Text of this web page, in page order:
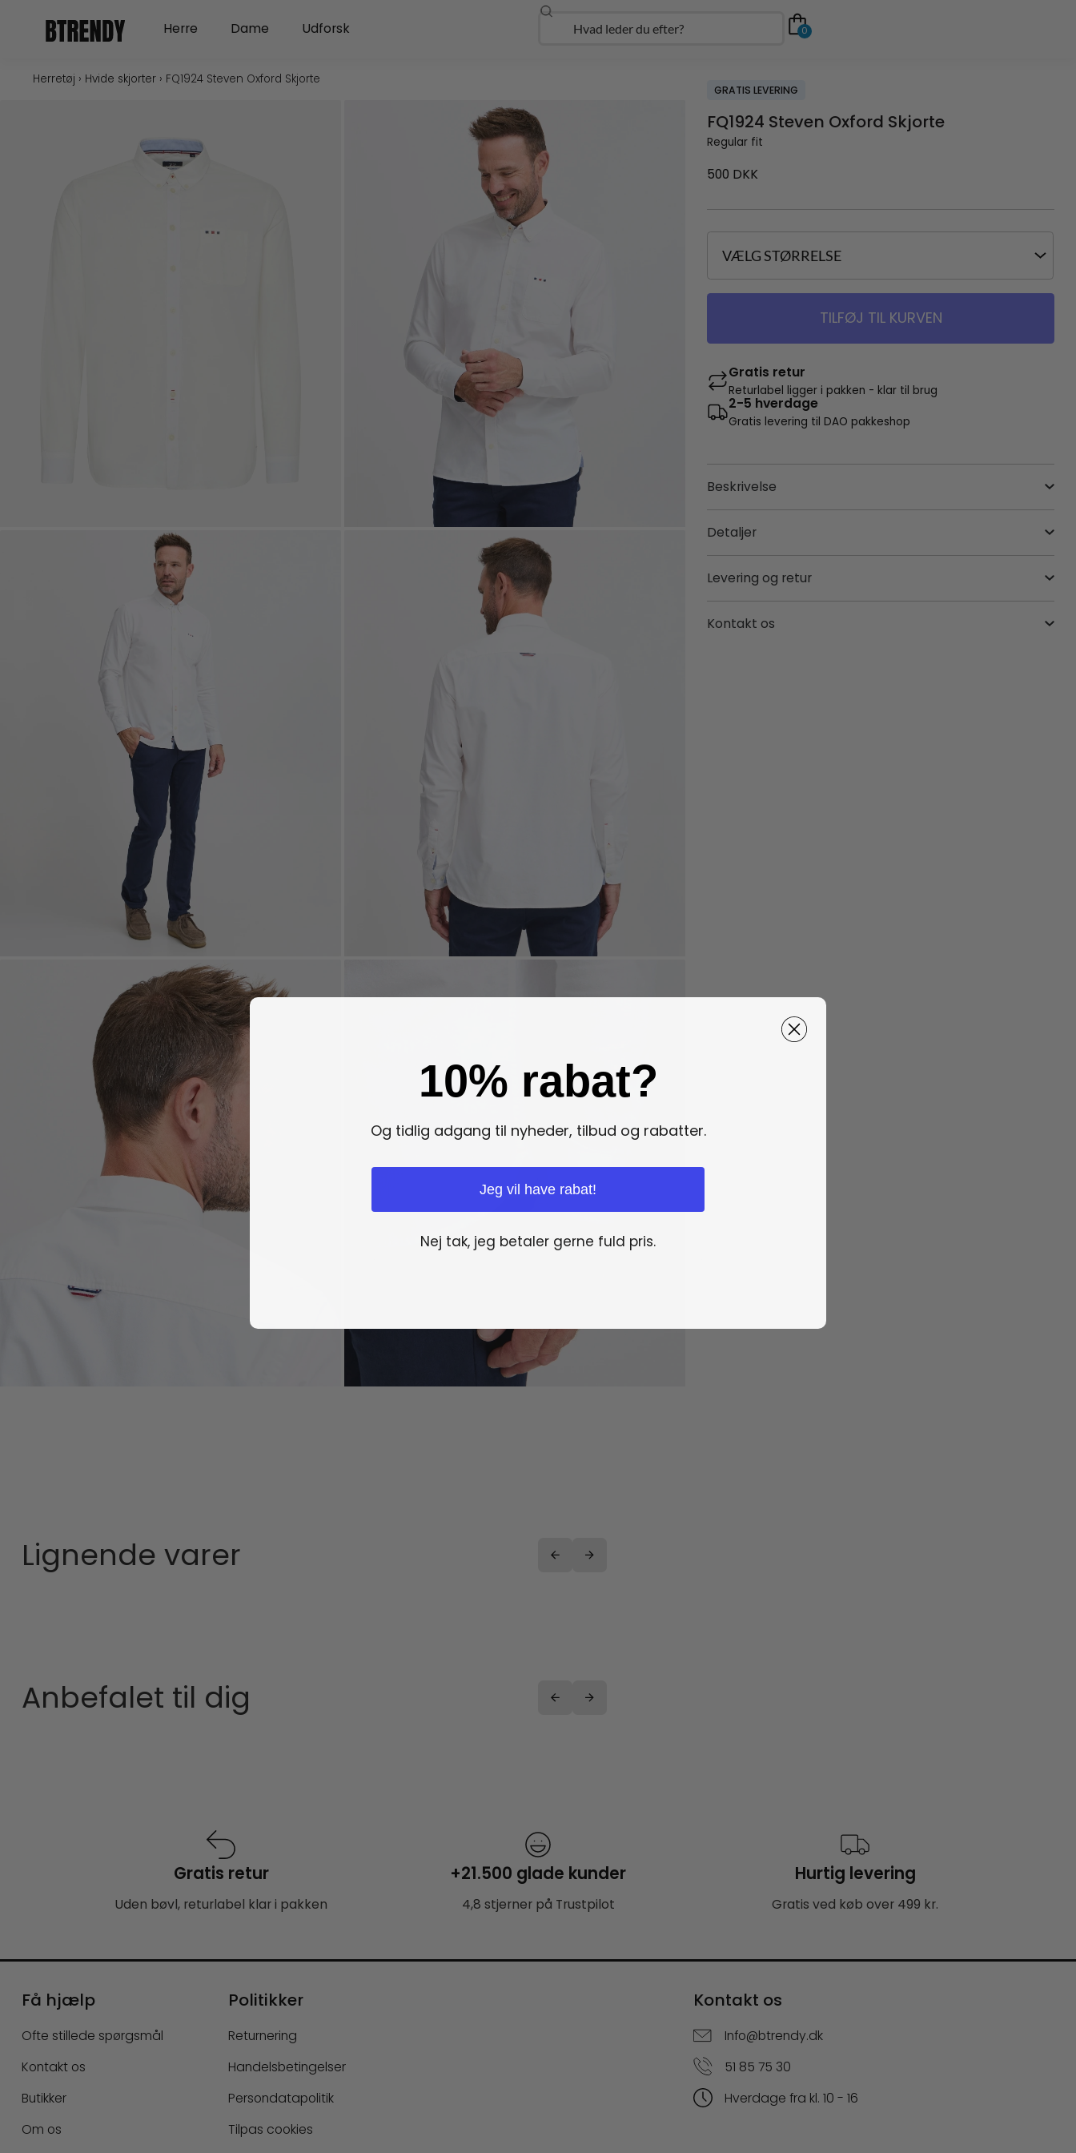
Herre Open Herre
Dame Open Dame
Udforsk Søg 0
Herretøj › Hvide skjorter› FQ1924 Steven Oxford Skjorte
GRATIS LEVERING
FQ1924 Steven Oxford Skjorte
Regular fit
500 DKK
TILFØJ TIL KURVEN
Gratis retur
Returlabel ligger i pakken - klar til brug
2-5 hverdage
Gratis levering til DAO pakkeshop
Beskrivelse
Detaljer
Levering og retur
Kontakt os
Lignende varer
Anbefalet til dig
Gratis retur
Uden bøvl, returlabel klar i pakken
+21.500 glade kunder
4,8 stjerner på Trustpilot
Hurtig levering
Gratis ved køb over 499 kr.
Få hjælp
Ofte stillede spørgsmål
Kontakt os
Butikker
Om os
Politikker
Returnering
Handelsbetingelser
Persondatapolitik
Tilpas cookies
Kontakt os
Info@btrendy.dk
51 85 75 30
Hverdage fra kl. 10 - 16
10% rabat?
Og tidlig adgang til nyheder, tilbud og rabatter.
Jeg vil have rabat!
Nej tak, jeg betaler gerne fuld pris.